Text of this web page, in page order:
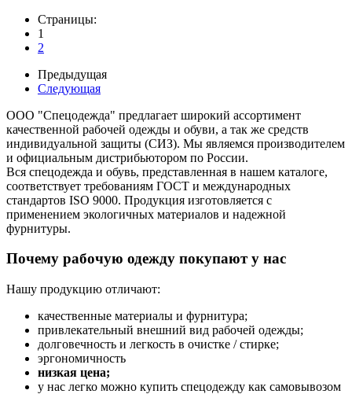
Страницы:
1
2
Предыдущая
Следующая
ООО "Спецодежда" предлагает широкий ассортимент
качественной рабочей одежды и обуви, а так же средств
индивидуальной защиты (СИЗ). Мы являемся производителем
и официальным дистрибьютором по России.
Вся спецодежда и обувь, представленная в нашем каталоге,
соответствует требованиям ГОСТ и международных
стандартов ISO 9000. Продукция изготовляется с
применением экологичных материалов и надежной
фурнитуры.
Почему рабочую одежду покупают у нас
Нашу продукцию отличают:
качественные материалы и фурнитура;
привлекательный внешний вид рабочей одежды;
долговечность и легкость в очистке / стирке;
эргономичность
низкая цена;
у нас легко можно купить спецодежду как самовывозом